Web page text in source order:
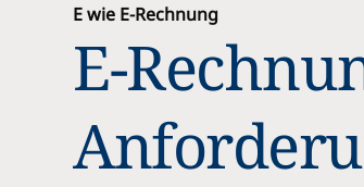
E wie E-Rechnung
E-